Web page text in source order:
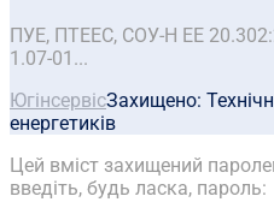
ПУЕ, ПТЕЕС, СОУ-Н ЕЕ
1.07-01...
ЮгінсервісЗахищено:
енергетиків
Цей вміст захищений
введіть, будь ласка, пароль: